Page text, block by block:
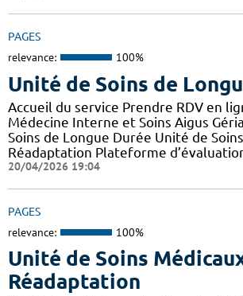
PAGES
relevance: 100%
Unité de Soins de
Accueil du service Prendre RDV en
Médecine Interne et Soins Aigus
Soins de Longue Durée Unité de
Réadaptation Plateforme
20/04/2026 19:04
PAGES
relevance: 100%
Unité de Soins
Réadaptation